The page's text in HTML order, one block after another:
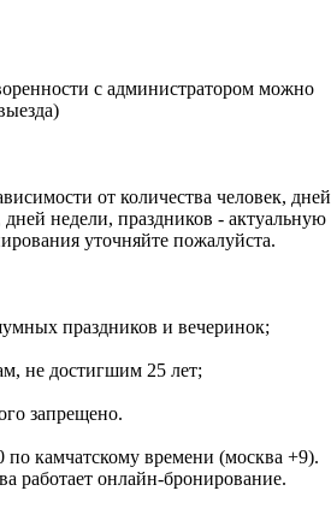
с администратором можно
от количества человек, дней
недели, праздников - актуальную
уточняйте пожалуйста.
праздников и вечеринок;
не достигшим 25 лет;
запрещено.
по камчатскому времени (москва +9).
работает онлайн-бронирование.